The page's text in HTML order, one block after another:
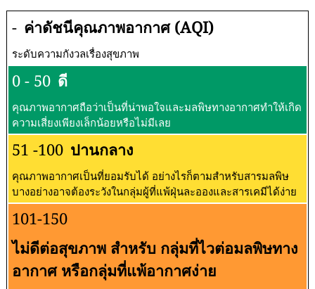
- ค่าดัชนีคุณภาพอากาศ (AQI)
ระดับความกังวลเรื่องสุขภาพ
0 - 50 ดี
คุณภาพอากาศถือว่าเป็นที่น่าพอใจและมลพิษทางอากาศทำให้เกิด
ความเสี่ยงเพียงเล็กน้อยหรือไม่มีเลย
51 -100 ปานกลาง
คุณภาพอากาศเป็นที่ยอมรับได้ อย่างไรก็ตามสำหรับสารมลพิษ
บางอย่างอาจต้องระวังในกลุ่มผู้ที่แพ้ฝุ่นละอองและสารเคมีได้ง่าย
101-150
ไม่ดีต่อสุขภาพ สำหรับ กลุ่มที่ไวต่อมลพิษทาง
อากาศ หรือกลุ่มที่แพ้อากาศง่าย